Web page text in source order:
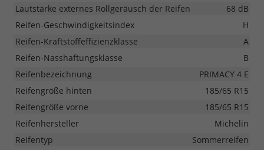
Lautstärke externes Rollgeräusch der Reifen
68 dB
Reifen-Geschwindigkeitsindex
H
Reifen-Kraftstoffeffizienzklasse
A
Reifen-Nasshaftungsklasse
B
Reifenbezeichnung
PRIMACY 4 E
Reifengröße hinten
185/65 R15
Reifengröße vorne
185/65 R15
Reifenhersteller
Michelin
Reifentyp
Sommerreifen